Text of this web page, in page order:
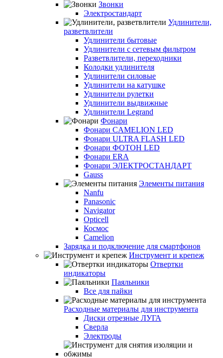
Звонки
Электростандарт
Удлинители,
разветвлители
Удлинители бытовые
Удлинители с сетевым фильтром
Разветвлители, переходники
Колодки удлинителя
Удлинители силовые
Удлинители на катушке
Удлинители рулетки
Удлинители выдвижные
Удлинители Legrand
Фонари
Фонари CAMELION LED
Фонари ULTRA FLASH LED
Фонари ФОТОН LED
Фонари ERA
Фонари ЭЛЕКТРОСТАНДАРТ
Gauss
Элементы питания
Nanfu
Panasonic
Navigator
Opticell
Космос
Camelion
Зарядка и подключение для смартфонов
Инструмент и крепеж
Отвертки
индикаторы
Паяльники
Все для пайки
Расходные материалы для инструмента
Диски отрезные ЛУГА
Сверла
Электроды